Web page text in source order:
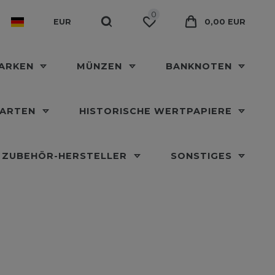
EUR
0
0,00 EUR
MÜNZEN BANKNOTEN
HISTORISCHE WERTPAPIERE
ZUBEHÖR-HERSTELLER SONSTIGES